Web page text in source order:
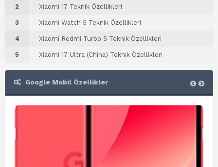
2 Xiaomi 17 Teknik Özellikleri
3 Xiaomi Watch 5 Teknik Özellikleri
4 Xiaomi Redmi Turbo 5 Teknik Özellikleri
5 Xiaomi 17 Ultra (China) Teknik Özellikleri
Google Mobil Özellikler